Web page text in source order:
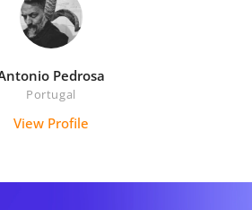
Pedrosa
Portugal
View Profile